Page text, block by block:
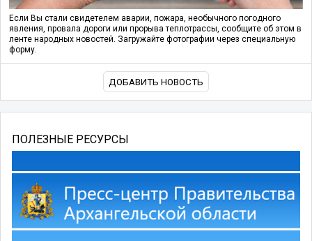
Если Вы стали свидетелем аварии, пожара, необычного погодного
явления, провала дороги или прорыва теплотрассы, сообщите об этом в
ленте народных новостей. Загружайте фотографии через специальную
форму.
ДОБАВИТЬ НОВОСТЬ
ПОЛЕЗНЫЕ РЕСУРСЫ